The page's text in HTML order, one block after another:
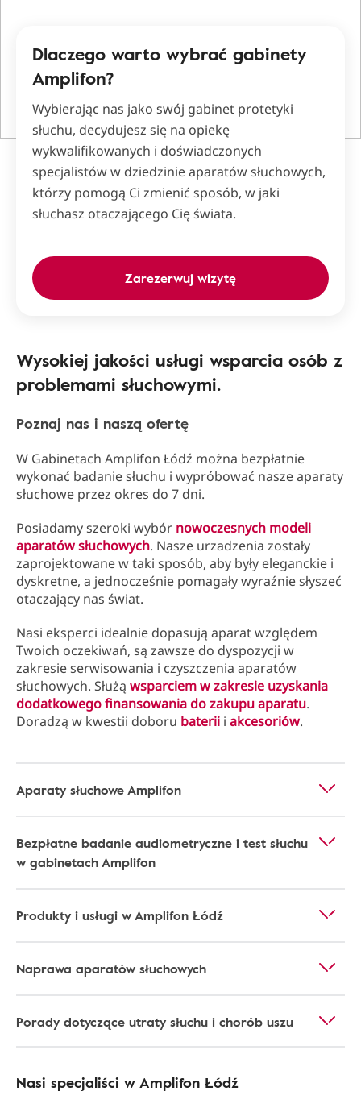
Dlaczego warto wybrać gabinety
Amplifon?
Wybierając nas jako swój gabinet protetyki
słuchu, decydujesz się na opiekę
wykwalifikowanych i doświadczonych
specjalistów w dziedzinie aparatów słuchowych,
którzy pomogą Ci zmienić sposób, w jaki
słuchasz otaczającego Cię świata.
Zarezerwuj wizytę
Wysokiej jakości usługi wsparcia osób z
problemami słuchowymi.
Poznaj nas i naszą ofertę
W Gabinetach Amplifon Łódź można bezpłatnie
wykonać badanie słuchu i wypróbować nasze aparaty
słuchowe przez okres do 7 dni.
Posiadamy szeroki wybór nowoczesnych modeli
aparatów słuchowych. Nasze urzadzenia zostały
zaprojektowane w taki sposób, aby były eleganckie i
dyskretne, a jednocześnie pomagały wyraźnie słyszeć
otaczający nas świat.
Nasi eksperci idealnie dopasują aparat względem
Twoich oczekiwań, są zawsze do dyspozycji w
zakresie serwisowania i czyszczenia aparatów
słuchowych. Służą wsparciem w zakresie uzyskania
dodatkowego finansowania do zakupu aparatu.
Doradzą w kwestii doboru baterii i akcesoriów.
Aparaty słuchowe Amplifon
Bezpłatne badanie audiometryczne i test słuchu
w gabinetach Amplifon
Produkty i usługi w Amplifon Łódź
Naprawa aparatów słuchowych
Porady dotyczące utraty słuchu i chorób uszu
Nasi specjaliści w Amplifon Łódź